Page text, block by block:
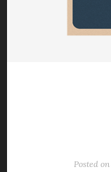
Posted on